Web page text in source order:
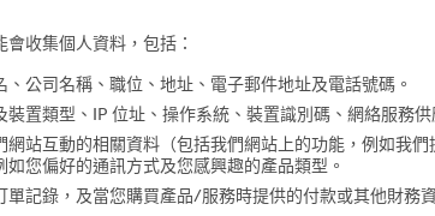
收集個人資料，包括：
、公司名稱、職位、地址、電子郵件地址及電話號碼。
裝置類型、IP 位址、操作系統、裝置識別碼、網絡服務
網站互動的相關資料（包括我們網站上的功能，例如我
您偏好的通訊方式及您感興趣的產品類型。
單記錄，及當您購買產品/服務時提供的付款或其他財務